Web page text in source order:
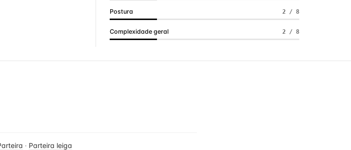
Postura 2 / 8
Complexidade geral 2 / 8
· Parteira leiga